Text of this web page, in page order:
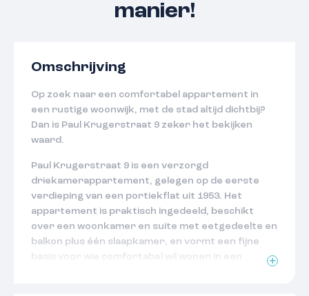
manier!
Omschrijving
Op zoek naar een comfortabel appartement in
een rustige woonwijk, met de stad altijd dichtbij?
Dan is Paul Krugerstraat 9 zeker het bekijken
waard.
Paul Krugerstraat 9 is een verzorgd
driekamerappartement, gelegen op de eerste
verdieping van een portiekflat uit 1953. Het
appartement is praktisch ingedeeld, beschikt
over een woonkamer en suite met eetgedeelte en
balkon plus één slaapkamer, en vormt een fijne
basis voor wie comfortabel wil wonen in een